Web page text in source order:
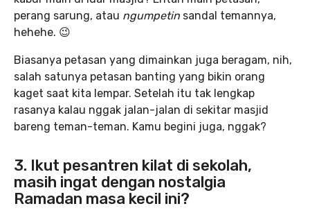
perang sarung, atau ngumpetin sandal temannya,
hehehe. 😉
Biasanya petasan yang dimainkan juga beragam, nih,
salah satunya petasan banting yang bikin orang
kaget saat kita lempar. Setelah itu tak lengkap
rasanya kalau nggak jalan-jalan di sekitar masjid
bareng teman-teman. Kamu begini juga, nggak?
3. Ikut pesantren kilat di sekolah,
masih ingat dengan nostalgia
Ramadan masa kecil ini?